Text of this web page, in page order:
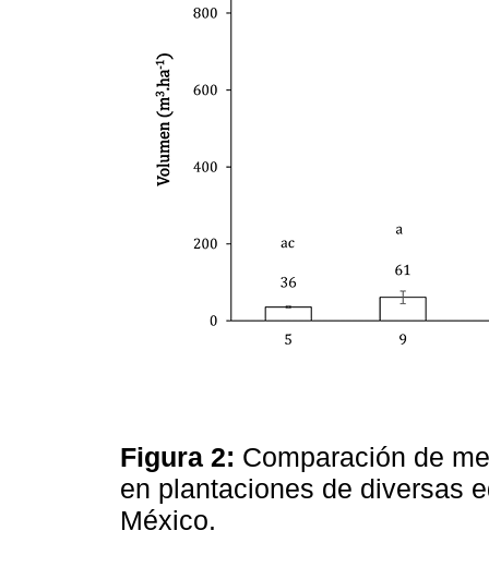
Figura 2: Comparación de
en plantaciones de diversas
México.